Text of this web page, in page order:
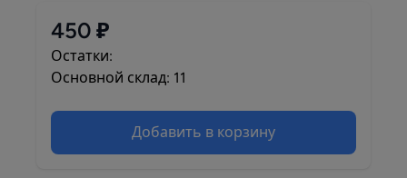
450 ₽
Остатки:
Основной склад: 11
Добавить в корзину